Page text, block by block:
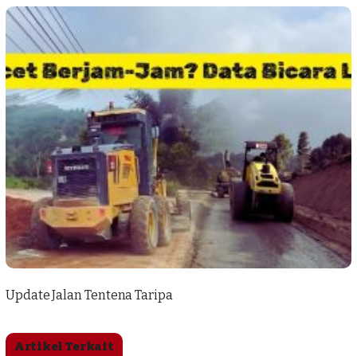
Update Jalan Tentena Taripa
Artikel Terkait